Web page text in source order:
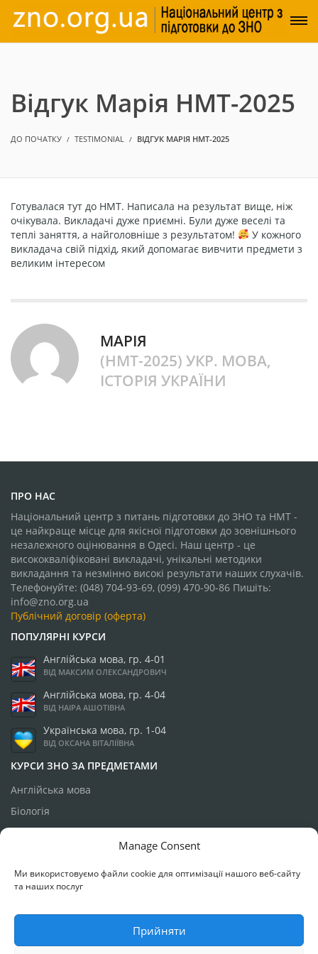
Manage Consent
Ми використовуємо файли cookie для оптимізації нашого веб-сайту
та наших послуг
Прийняти
Відгук Марія НМТ-2025
ДО ПОЧАТКУ TESTIMONIAL ВІДГУК МАРІЯ НМТ-2025
Готувалася тут до НМТ. Написала на результат вище, ніж
очікувала. Викладачі дуже приємні. Були дуже веселі та
теплі заняття, а найголовніше з результатом!
У кожного
викладача свій підхід, який допомагає вивчити предмети з
великим інтересом
МАРІЯ
(НМТ-2025) УКР. МОВА,
ІСТОРІЯ УКРАЇНИ
ПРО НАС
Національний центр з питань підготовки до ЗНО та НМТ -
це найкраще місце для якісної підготовки до зовнішнього
незалежного оцінювання в Одесі. Наш центр - це
висококваліфіковані викладачі, унікальні методики
викладання та незмінно високі результати наших слухачів.
Телефонуйте: (048) 704-93-69, (099) 470-90-86 Пишіть:
info@zno.org.ua
Публічний договір (оферта)
ПОПУЛЯРНІ КУРСИ
Англійська мова, гр. 4-01
ВІД МАКСИМ ОЛЕКСАНДРОВИЧ
Англійська мова, гр. 4-04
ВІД НАІРА АШОТІВНА
Українська мова, гр. 1-04
ВІД ОКСАНА ВІТАЛІЇВНА
КУРСИ ЗНО ЗА ПРЕДМЕТАМИ
Англійська мова
Біологія
Географія
Математика
Українська мова
Фізика